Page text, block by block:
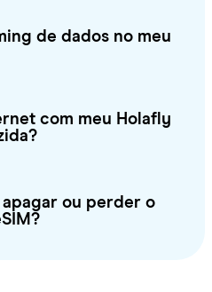
de dados no meu
com meu Holafly
ou perder o